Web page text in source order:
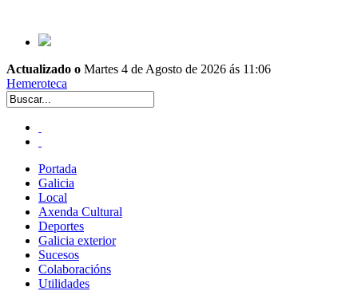
Actualizado o Martes 4 de Agosto de 2026 ás 11:06
Hemeroteca
Portada
Galicia
Local
Axenda Cultural
Deportes
Galicia exterior
Sucesos
Colaboracións
Utilidades